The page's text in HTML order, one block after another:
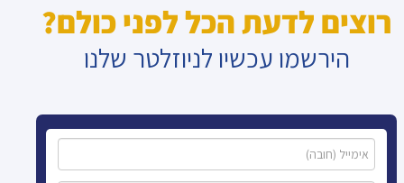
רוצים לדעת הכל לפני כולם?
הירשמו עכשיו לניוזלטר שלנו